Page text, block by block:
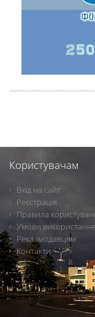
Користувачам
Вхід на сайт
Реєстрація
Правила
Умови використання
Рекламодавцям
Контакти